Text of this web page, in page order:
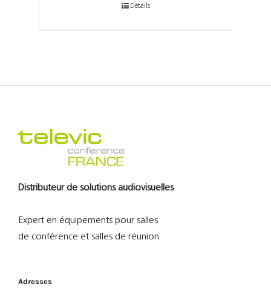
Détails
Distributeur de solutions audiovisuelles
Expert en équipements pour salles
de conférence et salles de réunion
Adresses